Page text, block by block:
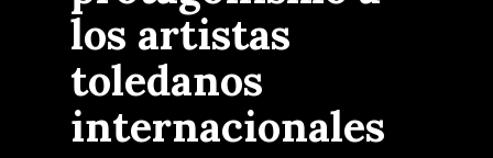
los artistas
toledanos
internacionales